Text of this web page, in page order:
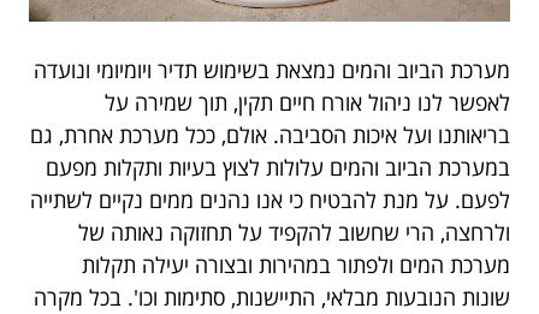
מערכת הביוב והמים נמצאת בשימוש תדיר ויומיומי ונועדה
לאפשר לנו ניהול אורח חיים תקין, תוך שמירה על
בריאותנו ועל איכות הסביבה. אולם, ככל מערכת אחרת, גם
במערכת הביוב והמים עלולות לצוץ בעיות ותקלות מפעם
לפעם. על מנת להבטיח כי אנו נהנים ממים נקיים לשתייה
ולרחצה, הרי שחשוב להקפיד על תחזוקה נאותה של
מערכת המים ולפתור במהירות ובצורה יעילה תקלות
שונות הנובעות מבלאי, התיישנות, סתימות וכו'. בכל מקרה